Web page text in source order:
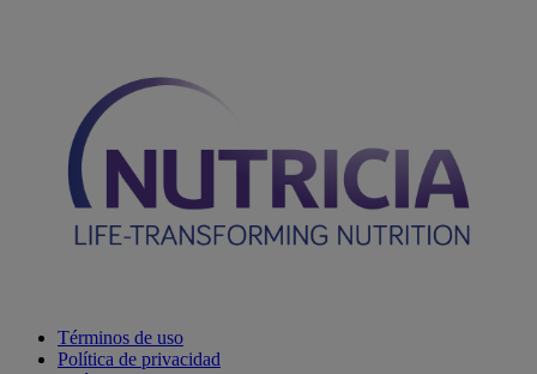
Términos de uso
Política de privacidad